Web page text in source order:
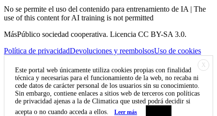
No se permite el uso del contenido para entrenamiento de IA | The
use of this content for AI training is not permitted
MásPúblico sociedad cooperativa. Licencia CC BY-SA 3.0.
Política de privacidadDevoluciones y reembolsosUso de cookies
X
Este portal web únicamente utiliza cookies propias con finalidad
técnica y necesarias para el funcionamiento de la web, no recaba ni
cede datos de carácter personal de los usuarios sin su conocimiento.
Sin embargo, contiene enlaces a sitios web de terceros con políticas
de privacidad ajenas a la de Climatica que usted podrá decidir si
acepta o no cuando acceda a ellos.
Leer más